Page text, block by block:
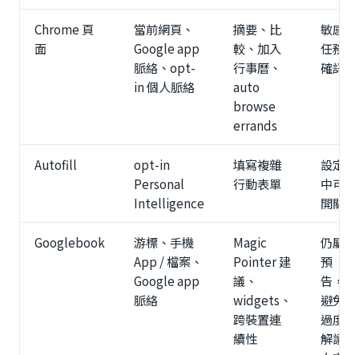
Chrome 頁
面
當前網頁、
Google app
脈絡、opt-
in 個人脈絡
摘要、比
較、加入
行事曆、
auto
browse
errands
敏感
任務
確認
Autofill
opt-in
Personal
Intelligence
填寫複雜
行動表單
設定
中可
開關
Googlebook
游標、手機
App / 檔案、
Google app
脈絡
Magic
Pointer 建
議、
widgets、
跨裝置連
續性
仍屬
預
告，
避免
過度
解讀